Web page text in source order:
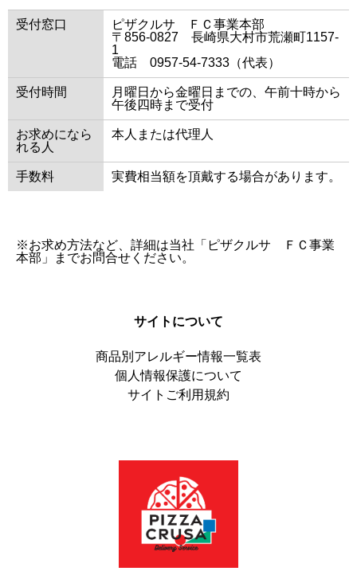
受付窓口
ピザクルサ ＦＣ事業本部
〒856-0827 長崎県大村市荒瀬町1157-
1
電話 0957-54-7333（代表）
受付時間
月曜日から金曜日までの、午前十時から
午後四時まで受付
お求めになら
れる人
本人または代理人
手数料 実費相当額を頂戴する場合があります。
※お求め方法など、詳細は当社「ピザクルサ ＦＣ事業
本部」までお問合せください。
サイトについて
商品別アレルギー情報一覧表
個人情報保護について
サイトご利用規約